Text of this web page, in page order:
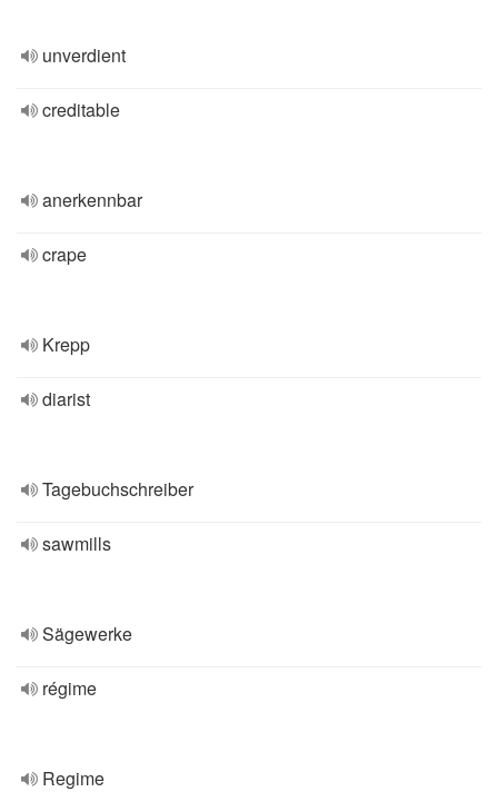
unverdient
creditable
anerkennbar
crape
Krepp
diarist
Tagebuchschreiber
sawmills
Sägewerke
régime
Regime